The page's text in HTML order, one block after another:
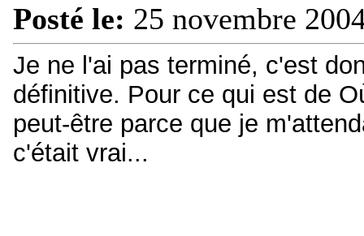
Posté le: 25 novembre
Je ne l'ai pas terminé, c'est
définitive. Pour ce qui est de
peut-être parce que je
c'était vrai...